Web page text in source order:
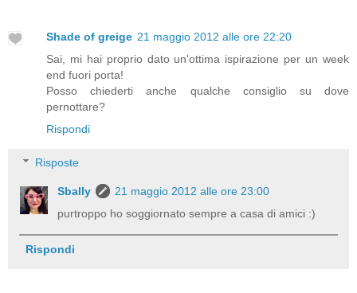
Shade of greige 21 maggio 2012 alle ore 22:20
Sai, mi hai proprio dato un'ottima ispirazione per un week
end fuori porta!
Posso chiederti anche qualche consiglio su dove
pernottare?
Rispondi
Risposte
Sbally
21 maggio 2012 alle ore 23:00
purtroppo ho soggiornato sempre a casa di amici :)
Rispondi